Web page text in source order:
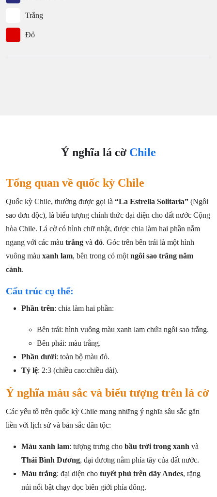
Trắng
Đỏ
Ý nghĩa lá cờ Chile
Tổng quan về quốc kỳ Chile
Quốc kỳ Chile, thường được gọi là “La Estrella Solitaria” (Ngôi
sao đơn độc), là biểu tượng chính thức đại diện cho đất nước Cộng
hòa Chile. Lá cờ có hình chữ nhật, được chia làm hai phần nằm
ngang với các màu trắng và đỏ. Góc trên bên trái là một hình
vuông màu xanh lam, bên trong có một ngôi sao trắng năm
cánh.
Cấu trúc cụ thể:
Phần trên: chia làm hai phần:
Bên trái: hình vuông màu xanh lam chứa ngôi sao trắng.
Bên phải: màu trắng.
Phần dưới: toàn bộ màu đỏ.
Tỷ lệ: 2:3 (chiều cao:chiều dài).
Ý nghĩa màu sắc và biểu tượng trên lá cờ
Các yếu tố trên quốc kỳ Chile mang những ý nghĩa sâu sắc gắn
liền với lịch sử và bản sắc dân tộc:
Màu xanh lam: tượng trưng cho bầu trời trong xanh và
Thái Bình Dương, đại dương nằm phía tây của đất nước.
Màu trắng: đại diện cho tuyết phủ trên dãy Andes, rặng
núi nổi bật chạy dọc biên giới phía đông.